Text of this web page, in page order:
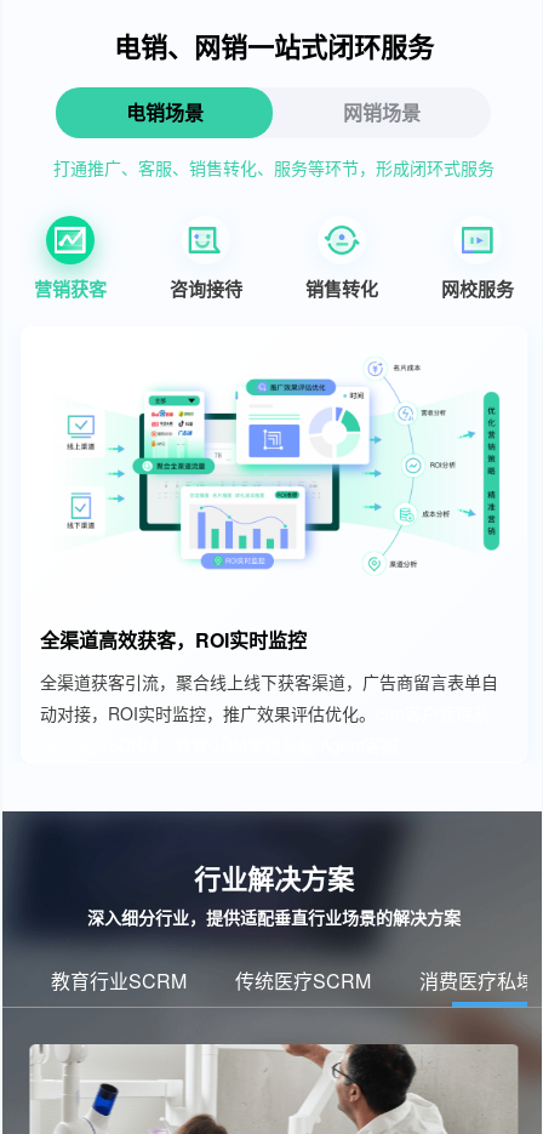
电销、网销一站式闭环服务
电销场景 网销场景
打通推广、客服、销售转化、服务等环节，形成闭环式服务
营销获客 咨询接待 销售转化 网校服务
全渠道高效获客，ROI实时监控
全渠道获客引流，聚合线上线下获客渠道，广告商留言表单自
动对接，ROI实时监控，推广效果评估优化。
行业解决方案
深入细分行业，提供适配垂直行业场景的解决方案
教育行业SCRM 传统医疗SCRM 消费医疗私域